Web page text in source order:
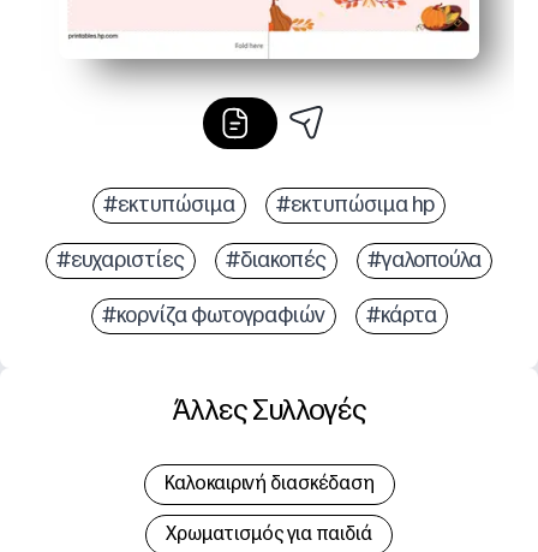
#εκτυπώσιμα #εκτυπώσιμα hp
#ευχαριστίες #διακοπές #γαλοπούλα
#κορνίζα φωτογραφιών #κάρτα
Άλλες Συλλογές
Καλοκαιρινή διασκέδαση
Χρωματισμός για παιδιά